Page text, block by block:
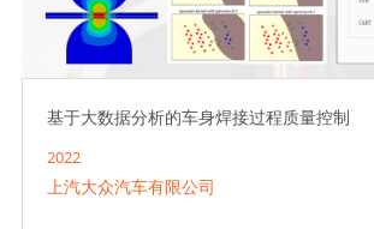
基于大数据分析的车身焊接过程质量控制
2022
上汽大众汽车有限公司